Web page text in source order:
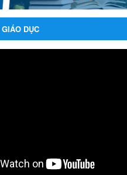
Cuộc thi " An toàn giao
cho học sinh và giáo viên
Cuộc thi " An toàn giao thông
thanh toán không dùng tiền
trường năm học 2023-2024
09/2023
DỤC